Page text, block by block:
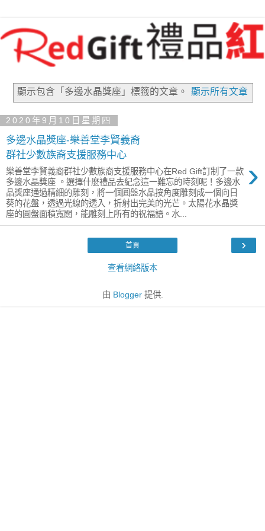
顯示包含「多邊水晶獎座」 標籤的文章。 顯示所有文章
2020年9月10日星期四
多邊水晶獎座-樂善堂李賢義裔
群社少數族裔支援服務中心
›
樂善堂李賢義裔群社少數族裔支援服務中心在Red Gift訂制了一款
多邊水晶獎座 。選擇什麼禮品去紀念這一難忘的時刻呢！多邊水
晶獎座通過精細的雕刻，將一個圓盤水晶按角度雕刻成一個向日
葵的花盤，透過光線的透入，折射出完美的光芒。太陽花水晶獎
座的圓盤面積寬闊，能雕刻上所有的祝福語。水...
›
首頁
查看網絡版本
由 Blogger提供.